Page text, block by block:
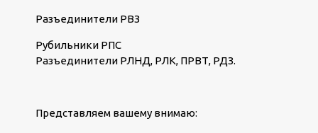
Разъединители РВЗ
Рубильники РПС
Разъединители РЛНД, РЛК, ПРВТ, РДЗ.
Представляем вашему внимаю: